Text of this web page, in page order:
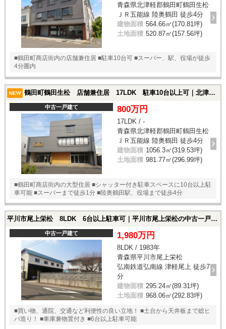
青森県北津軽郡鶴田町鶴田生松
ＪＲ五能線 陸奥鶴田 徒歩4分
建物面積 564.66㎡(170.81坪)
土地面積 520.87㎡(157.56坪)
■鶴田町商店街内の店舗兼住居 ■駐車10台可 ■スーパー、駅、役場が徒歩
4分圏内
NEW 鶴田町鶴田生松 店舗兼住居 17LDK 駐車10台以上可｜北津軽郡鶴田町鶴田生松の中古一戸建て
中古一戸建て 800万円
17LDK / -
青森県北津軽郡鶴田町鶴田生松
ＪＲ五能線 陸奥鶴田 徒歩4分
建物面積 1056.3㎡(319.53坪)
土地面積 981.77㎡(296.99坪)
■鶴田町商店街内の大型住居 ■シャッター付き駐車スペースに10台以上駐
車可能 ■スーパーまで徒歩1分 ■陸奥鶴田駅、役場まで徒歩4分
平川市尾上栄松 8LDK 6台以上駐車可｜平川市尾上栄松の中古一戸建て
中古一戸建て 1,980万円
8LDK / 1983年
青森県平川市尾上栄松
弘南鉄道弘南線 津軽尾上 徒歩7
分
建物面積 295.24㎡(89.31坪)
土地面積 968.06㎡(292.83坪)
■買い物、通院、交通など利便性の良い立地！ ■土台から天井板まで総ヒ
バ造り！ ■車庫兼物置付き ■6台以上駐車可能